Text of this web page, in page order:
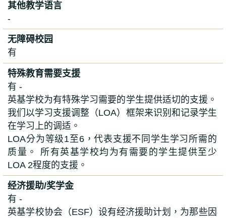
其他教学语言
-
无障碍校园
有
特殊教育需要支援
有 -
英基学校为有特殊学习需要的学生提供适切的支援。
我们以学习支援调整（LOA）框架来识别和记录学生
在学习上的调适。
LOA分为等级1至6，代表支援不同学生学习所需的
质量。
所有英基学校均为有需要的学生提供至少
LOA 2程度的支援 。
经济援助/奖学金
有 -
英基学校协会（ESF）设有经济援助计划，为那些因